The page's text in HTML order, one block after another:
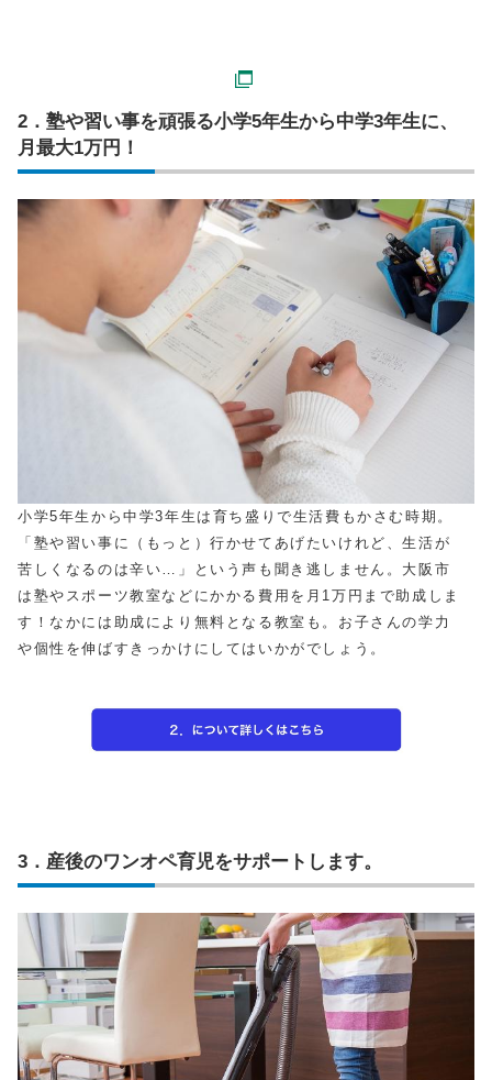
2．塾や習い事を頑張る小学5年生から中学3年生に、
月最大1万円！
小学5年生から中学3年生は育ち盛りで生活費もかさむ時期。
「塾や習い事に（もっと）行かせてあげたいけれど、生活が
苦しくなるのは辛い…」という声も聞き逃しません。大阪市
は塾やスポーツ教室などにかかる費用を月1万円まで助成しま
す！なかには助成により無料となる教室も。お子さんの学力
や個性を伸ばすきっかけにしてはいかがでしょう。
3．産後のワンオペ育児をサポートします。